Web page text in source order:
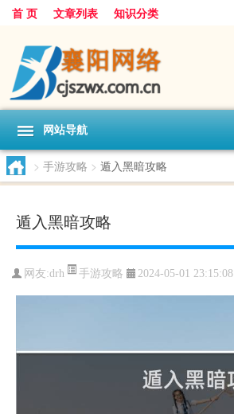
首 页 文章列表 知识分类
网站导航
> 手游攻略 > 遁入黑暗攻略
遁入黑暗攻略
网友:drh 手游攻略 2024-05-01 23:15:08